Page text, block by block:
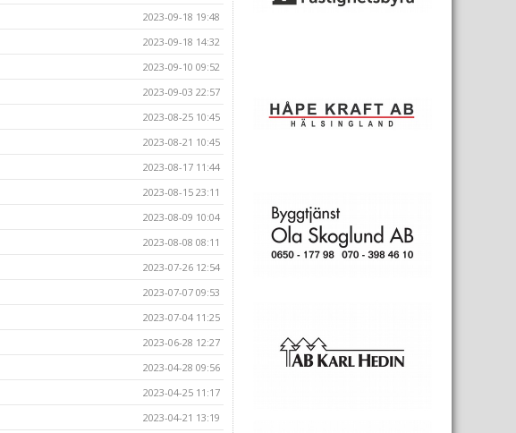
2023-09-18 19:48
2023-09-18 14:32
2023-09-10 09:52
2023-09-03 22:57
2023-08-25 10:45
2023-08-21 10:45
2023-08-17 11:44
2023-08-15 23:11
2023-08-09 10:04
2023-08-08 08:11
2023-07-26 12:54
2023-07-07 09:53
2023-07-04 11:25
2023-06-28 12:27
2023-04-28 09:56
2023-04-25 11:17
2023-04-21 13:19